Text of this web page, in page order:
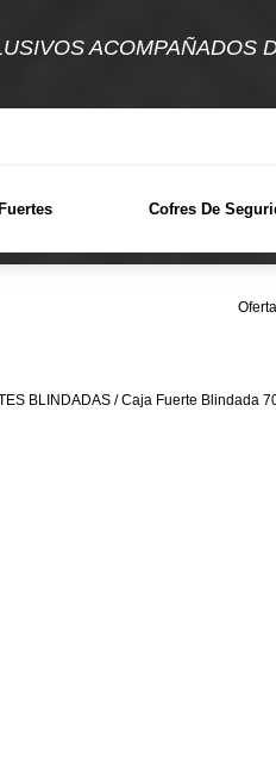
ACOMPAÑADOS
Cofres De
BLINDADAS / Caja Fuerte Blindada